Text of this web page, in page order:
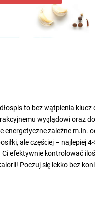
to bez wątpienia
wyglądowi oraz
zależne m.in.
ale częściej – najlepiej
efektywnie kontrolować
Poczuj się lekko bez